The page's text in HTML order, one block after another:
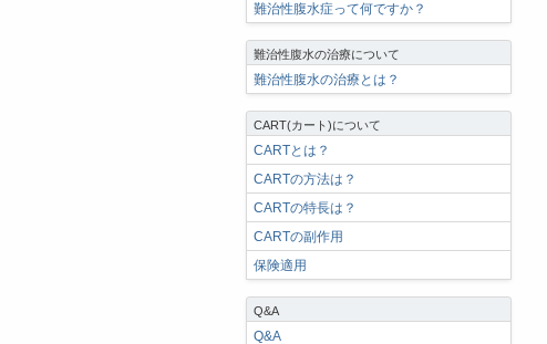
難治性腹水症って何ですか？
難治性腹水の治療について
難治性腹水の治療とは？
CART(カート)について
CARTとは？
CARTの方法は？
CARTの特長は？
CARTの副作用
保険適用
Q&A
Q&A